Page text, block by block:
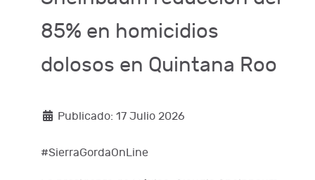
85% en homicidios
dolosos en Quintana Roo
Publicado: 17 Julio 2026
#SierraGordaOnLine